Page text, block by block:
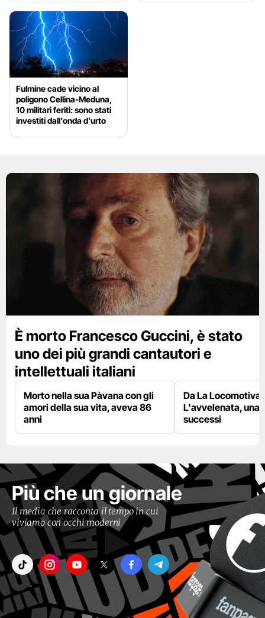
Fulmine cade vicino al
poligono Cellina-Meduna,
10 militari feriti: sono stati
investiti dall’onda d’urto
È morto Francesco Guccini, è stato
uno dei più grandi cantautori e
intellettuali italiani
Morto nella sua Pàvana con gli
amori della sua vita, aveva 86
anni
Da La Locomotiva
L'avvelenata, una
successi
Più che un giornale
Il media che racconta il tempo in cui
viviamo con occhi moderni